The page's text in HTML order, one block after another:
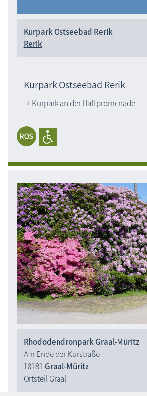
Kurpark Ostseebad Rerik
Rerik
Kurpark Ostseebad Rerik
Kurpark an der Haffpromenade
Rhododendronpark Graal-Müritz
Am Ende der Kurstraße
18181 Graal-Müritz
Ortsteil Graal